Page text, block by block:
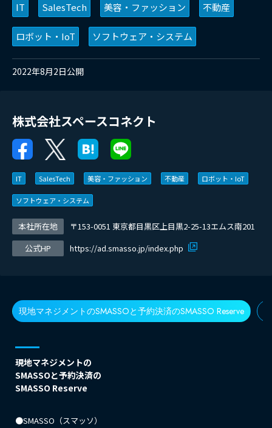
IT SalesTech 美容・ファッション 不動産
ロボット・IoT ソフトウェア・システム
2022年8月2日公開
株式会社スペースコネクト
IT SalesTech 美容・ファッション 不動産 ロボット・IoT
ソフトウェア・システム
本社所在地
〒153-0051 東京都目黒区上目黒2-25-13エムス南201
公式HP
https://ad.smasso.jp/index.php
現地マネジメントのSMASSOと予約決済のSMASSO Reserve
現地マネジメントの
SMASSOと予約決済の
SMASSO Reserve
●SMASSO（スマッソ）